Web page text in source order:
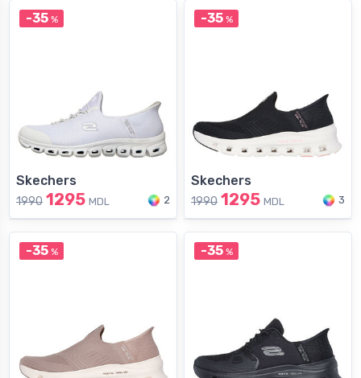
-35%
Skechers
1990 1295 MDL 2
-35%
Skechers
1990 1295 MDL 3
-35% -35%